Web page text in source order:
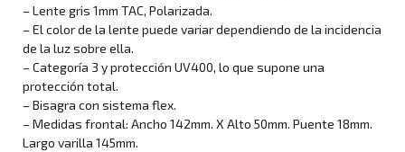
– Lente gris 1mm TAC, Polarizada.
– El color de la lente puede variar dependiendo de la incidencia
de la luz sobre ella.
– Categoría 3 y protección UV400, lo que supone una
protección total.
– Bisagra con sistema flex.
– Medidas frontal: Ancho 142mm. X Alto 50mm. Puente 18mm.
Largo varilla 145mm.